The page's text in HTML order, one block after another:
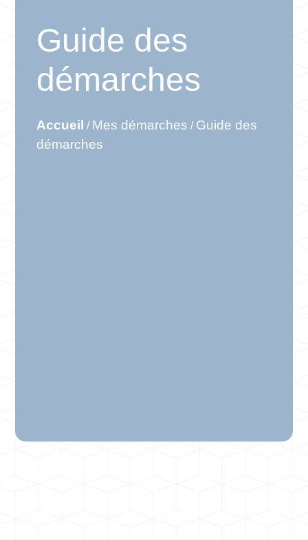
Guide des
démarches
Accueil / Mes démarches / Guide des
démarches